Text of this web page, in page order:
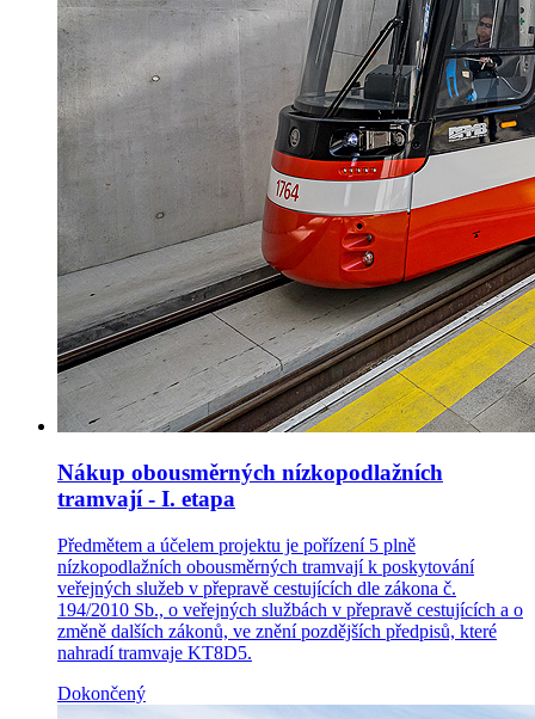
Nákup obousměrných nízkopodlažních
tramvají - I. etapa
Předmětem a účelem projektu je pořízení 5 plně
nízkopodlažních obousměrných tramvají k poskytování
veřejných služeb v přepravě cestujících dle zákona č.
194/2010 Sb., o veřejných službách v přepravě cestujících a o
změně dalších zákonů, ve znění pozdějších předpisů, které
nahradí tramvaje KT8D5.
Dokončený